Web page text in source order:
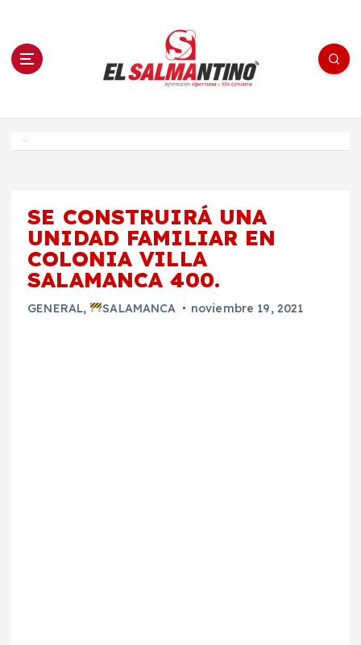
n El Salmantino - medios/noticias/editorial
SE CONSTRUIRÁ UNA
UNIDAD FAMILIAR EN
COLONIA VILLA
SALAMANCA 400.
GENERAL, SALAMANCA noviembre 19, 2021